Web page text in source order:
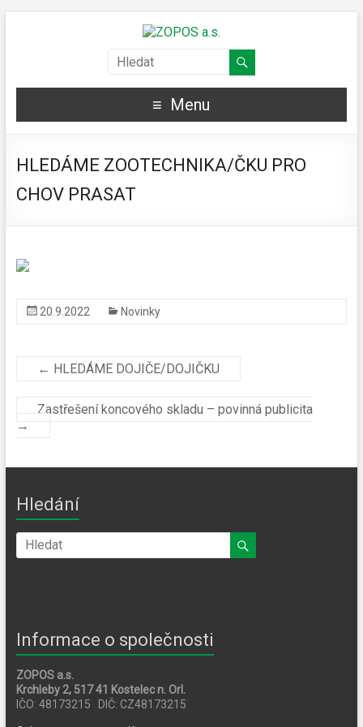
Menu
HLEDÁME ZOOTECHNIKA/ČKU PRO
CHOV PRASAT
20.9.2022 Novinky
← HLEDÁME DOJIČE/DOJIČKU
Zastřešení koncového skladu – povinná publicita
→
Hledání
Informace o společnosti
ZOPOS a.s.
Krchleby 2, 517 41 Kostelec n. Orl.
IČO: 48173215 DIČ: CZ48173215